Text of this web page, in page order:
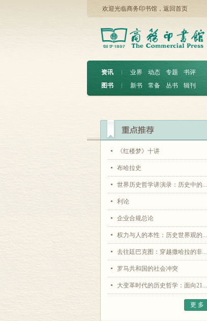
欢迎光临商务印书馆， 返回首页
资讯 ︱ 业界 动态 专题
书评
图书
︱ 新书 常备 丛书 辑刊
《红楼梦》十讲
布哈拉史
世界历史哲学讲演录：历史中的...
利论
企业合规总论
权力与人的本性：历史世界观的...
去往廷巴克图：穿越撒哈拉的非...
罗马共和国的社会冲突
大变革时代的历史哲学：面向21...
更 多